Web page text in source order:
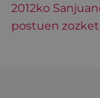
2012ko
postuen